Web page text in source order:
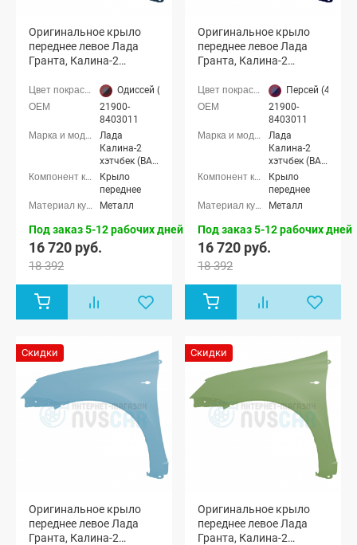
Оригинальное крыло
переднее левое Лада
Гранта, Калина-2
Одиссей (497 Серо-синий)
21900-
8403011
Лада
Калина-2
хэтчбек (ВАЗ
2192), Лада
Калина-2
универсал
(ВАЗ 2194),
Лада
Калина-2
Кросс
2190), Лада
Крыло
переднее
Металл
Под заказ 5-12 рабочих дней
16 720 руб.
18 392
Оригинальное крыло
переднее левое Лада
Гранта, Калина-2
Персей (429
21900-
8403011
Лада
Калина-2
хэтчбек (ВАЗ
2192), Лада
Калина-2
универсал
(ВАЗ 2194),
Лада
Калина-2
Кросс
2190), Лада
Крыло
переднее
Металл
Под заказ 5-12 рабочих дней
16 720 руб.
18 392
Скидки
Оригинальное крыло
переднее левое Лада
Гранта, Калина-2
Скидки
Оригинальное крыло
переднее левое Лада
Гранта, Калина-2